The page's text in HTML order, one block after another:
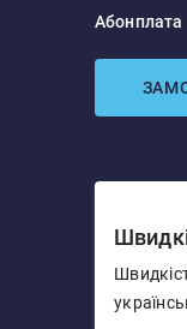
Абонплата